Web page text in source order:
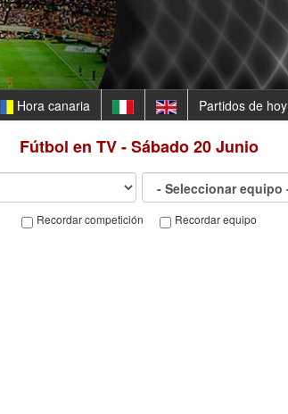
Hora canaria Partidos de hoy
Fútbol en TV - Sábado 20 Junio
Recordar competición Recordar equipo